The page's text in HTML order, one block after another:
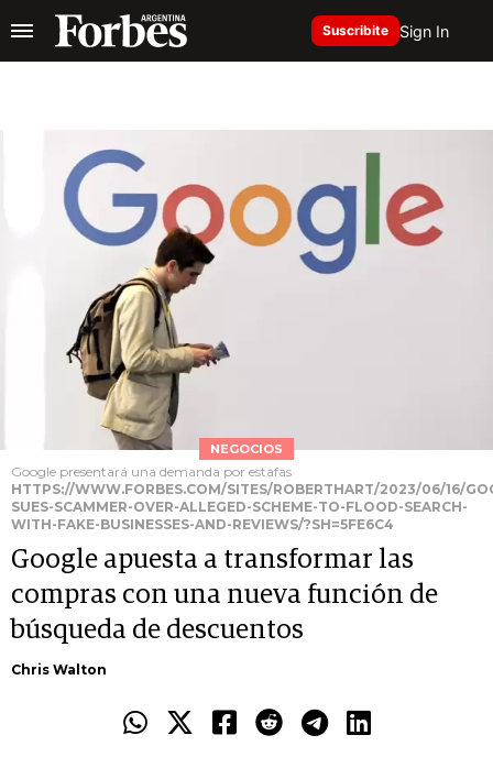
Suscribite Sign In
NEGOCIOS
Google presentará una demanda por estafas
HTTPS://WWW.FORBES.COM/SITES/ROBERTHART/2023/06/16/
SUES-SCAMMER-OVER-ALLEGED-SCHEME-TO-FLOOD-SEARCH-
WITH-FAKE-BUSINESSES-AND-REVIEWS/?SH=5FE6C4
Google apuesta a transformar las
compras con una nueva función de
búsqueda de descuentos
Chris Walton